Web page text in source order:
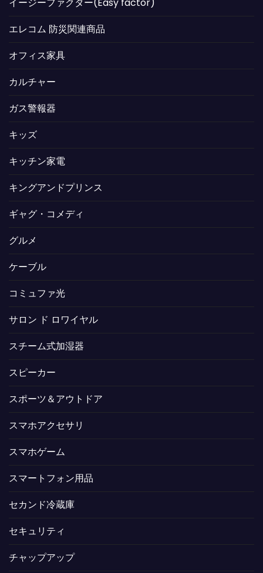
エレコム 防災関連商品
オフィス家具
カルチャー
ガス警報器
キッズ
キッチン家電
キングアンドプリンス
ギャグ・コメディ
グルメ
ケーブル
コミュファ光
サロン ド ロワイヤル
スチーム式加湿器
スピーカー
スポーツ＆アウトドア
スマホアクセサリ
スマホゲーム
スマートフォン用品
セカンド冷蔵庫
セキュリティ
チャップアップ